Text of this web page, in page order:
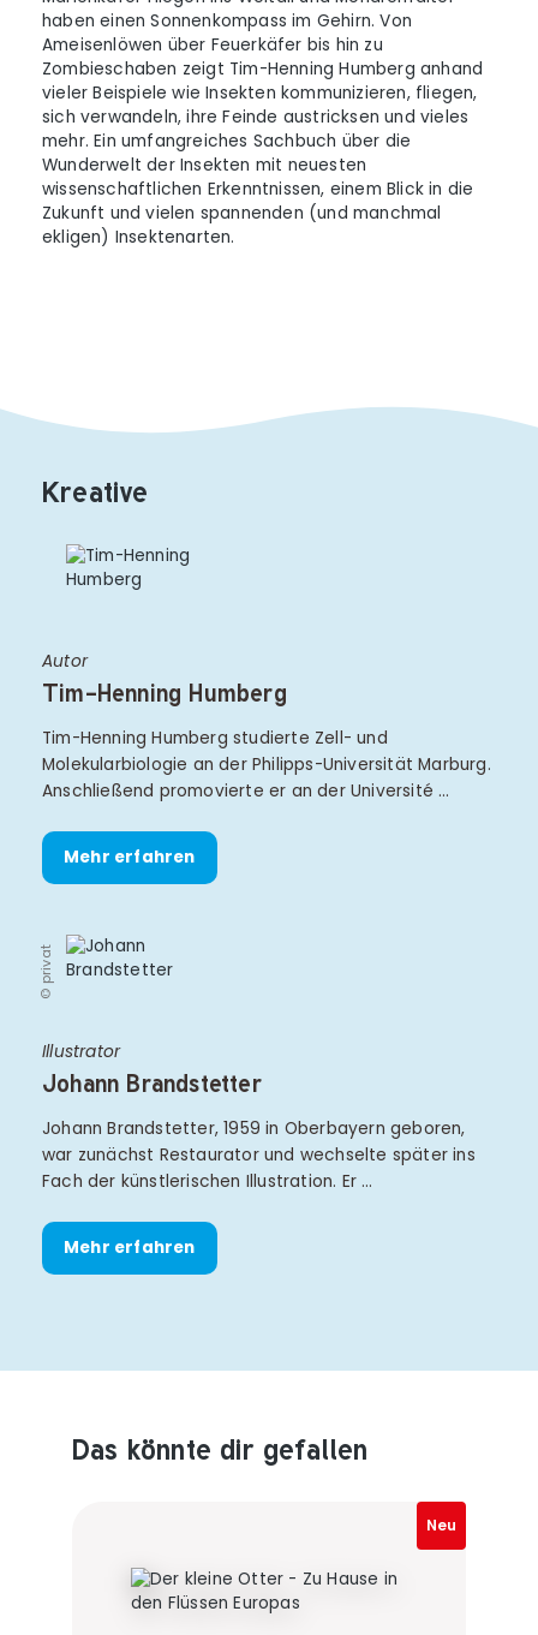
haben einen Sonnenkompass im Gehirn. Von
Ameisenlöwen über Feuerkäfer bis hin zu
Zombieschaben zeigt Tim-Henning Humberg anhand
vieler Beispiele wie Insekten kommunizieren, fliegen,
sich verwandeln, ihre Feinde austricksen und vieles
mehr. Ein umfangreiches Sachbuch über die
Wunderwelt der Insekten mit neuesten
wissenschaftlichen Erkenntnissen, einem Blick in die
Zukunft und vielen spannenden (und manchmal
ekligen) Insektenarten.
Kreative
Autor
Tim-Henning Humberg
Tim-Henning Humberg studierte Zell- und
Molekularbiologie an der Philipps-Universität Marburg.
Anschließend promovierte er an der Université …
Mehr erfahren
© privat
Illustrator
Johann Brandstetter
Johann Brandstetter, 1959 in Oberbayern geboren,
war zunächst Restaurator und wechselte später ins
Fach der künstlerischen Illustration. Er …
Mehr erfahren
Produktempfehlungen überspringen
Das könnte dir gefallen
Neu